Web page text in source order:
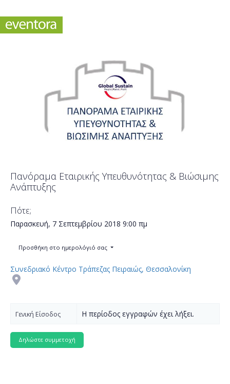
Πανόραμα Εταιρικής Υπευθυνότητας & Βιώσιμης
Ανάπτυξης
Πότε;
Παρασκευή, 7 Σεπτεμβρίου 2018 9:00 πμ
Προσθήκη στο ημερολόγιό σας
Συνεδριακό Κέντρο Τράπεζας Πειραιώς, Θεσσαλονίκη
Γενική Είσοδος Η περίοδος εγγραφών έχει λήξει.